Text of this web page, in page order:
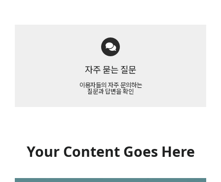
자주 묻는 질문
이용자들의 자주 문의하는
질문과 답변을 확인
Your Content Goes Here